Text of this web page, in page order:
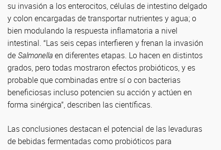
su invasión a los enterocitos, células de intestino delgado
y colon encargadas de transportar nutrientes y agua; o
bien modulando la respuesta inflamatoria a nivel
intestinal. “Las seis cepas interfieren y frenan la invasión
de Salmonellaen diferentes etapas. Lo hacen en distintos
grados, pero todas mostraron efectos probióticos, y es
probable que combinadas entre sí o con bacterias
beneficiosas incluso potencien su acción y actúen en
forma sinérgica”, describen las científicas.
Las conclusiones destacan el potencial de las levaduras
de bebidas fermentadas como probióticos para